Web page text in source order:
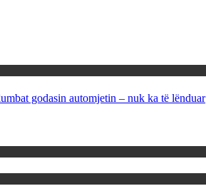
godasin automjetin – nuk ka të lënduar